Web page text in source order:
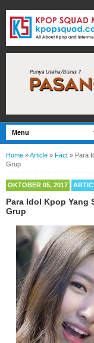
Home »Article » Fact » Para
Grup
OKTOBER 05, 2017
Para Idol Kpop Yang
Grup